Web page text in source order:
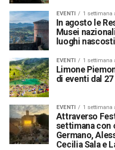
EVENTI 1 settimana
In agosto le
Musei
luoghi
EVENTI 1 settimana
Limone
di eventi dal
EVENTI 1 settimana
Attraverso
settimana con
Germano,
Cecilia Sala e